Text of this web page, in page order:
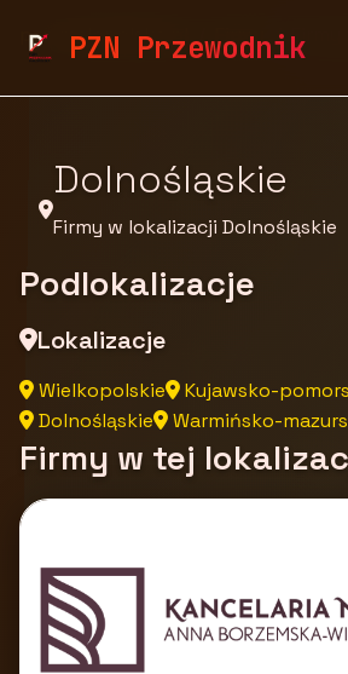
PZN Przewodnik
pzn.malopolska.pl Firmy Firmy
Dolnośląskie
Firmy w lokalizacji Dolnośląskie
Podlokalizacje
Lokalizacje
Wielkopolskie Kujawsko-
Dolnośląskie
Warmińsko-
Firmy w tej